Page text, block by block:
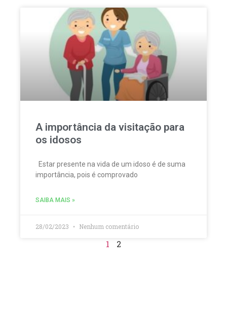
A importância da visitação para
os idosos
Estar presente na vida de um idoso é de suma
importância, pois é comprovado
SAIBA MAIS »
28/02/2023 Nenhum comentário
1 2